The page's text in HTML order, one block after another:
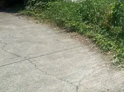
฿